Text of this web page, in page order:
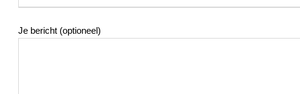
Je bericht (optioneel)